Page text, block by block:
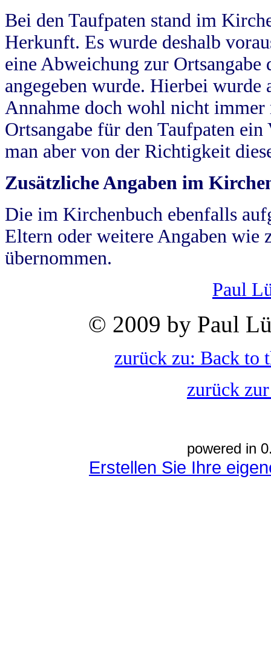
Bei den Taufpaten stand im
Herkunft. Es wurde deshalb
eine Abweichung zur
angegeben wurde. Hierbei wurde
Annahme doch wohl nicht
Ortsangabe für den Taufpaten
man aber von der Richtigkeit
Zusätzliche Angaben im
Die im Kirchenbuch ebenfalls
Eltern oder weitere Angaben wie
übernommen.
Paul
© 2009 by Paul
zurück zu: Back to
zurück
powered in
Erstellen Sie Ihre